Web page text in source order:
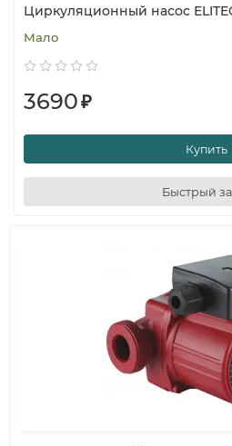
Циркуляционный насос
Мало
3690₽
Купить
Быстрый